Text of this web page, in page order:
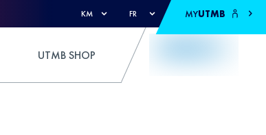
KM FR MYUTMB
UTMB SHOP